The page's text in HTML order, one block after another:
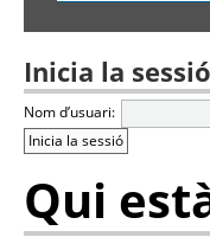
Inicia la sessió
Nom d’usuari:
Qui